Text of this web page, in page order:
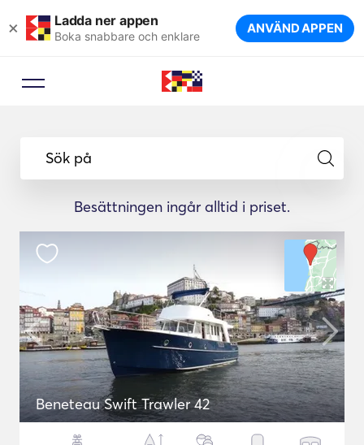
× Ladda ner appen
Boka snabbare och enklare ANVÄND APPEN
Sök på
Besättningen ingår alltid i priset.
Beneteau Swift Trawler 42